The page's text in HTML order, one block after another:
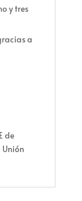
y tres
a
de